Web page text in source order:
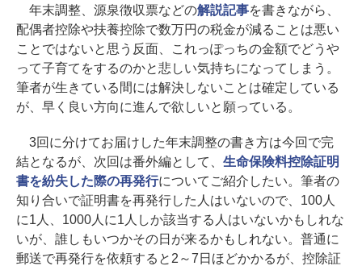
年末調整、源泉徴収票などの解説記事を書きながら、
配偶者控除や扶養控除で数万円の税金が減ることは悪い
ことではないと思う反面、これっぽっちの金額でどうや
って子育てをするのかと悲しい気持ちになってしまう。
筆者が生きている間には解決しないことは確定している
が、早く良い方向に進んで欲しいと願っている。
3回に分けてお届けした年末調整の書き方は今回で完
結となるが、次回は番外編として、 生命保険料控除証明
書を紛失した際の再発行についてご紹介したい。筆者の
知り合いで証明書を再発行した人はいないので、100人
に1人、1000人に1人しか該当する人はいないかもしれな
いが、誰しもいつかその日が来るかもしれない。普通に
郵送で再発行を依頼すると2～7日ほどかかるが、控除証